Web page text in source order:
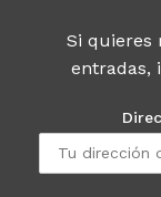
Si quieres
entradas,